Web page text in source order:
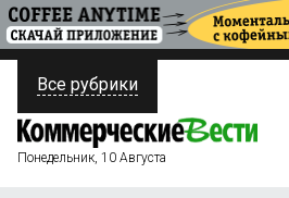
ПОЛИТИКА
ФИНАНСЫ
Все рубрики
Понедельник, 10 Августа